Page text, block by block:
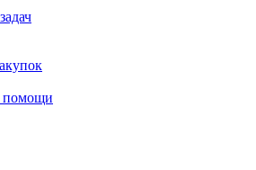
помощи